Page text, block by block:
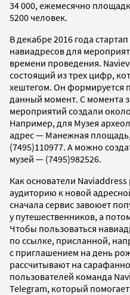
34 000, ежемесячно
5200 человек.
В декабре 2016 года
навиадресов для
времени проведения.
состоящий из трех цифр,
хештегом. Он формируется
данный момент. С момента
мероприятий создали
Например, для Музея
адрес — Манежная площадь,
(7495)110977. А можно
музей — (7495)982526.
Как основатели
аудиторию к новой
сначала сервис завоюет
у путешественников, а
Чтобы пользоваться
по ссылке, присланной,
с приглашением на день
рассчитывают на
пользователей команда
Telegram, который